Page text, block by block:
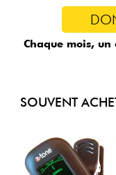
Chaque mois, un
SOUVENT